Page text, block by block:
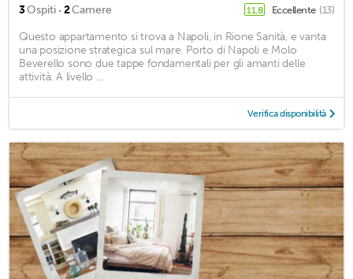
3Ospiti · 2Camere 11,8 Eccellente (13)
Questo appartamento si trova a Napoli, in Rione Sanità, e vanta
una posizione strategica sul mare. Porto di Napoli e Molo
Beverello sono due tappe fondamentali per gli amanti delle
attività. A livello ...
Verifica disponibilità